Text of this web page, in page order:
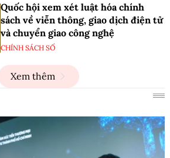
Quốc hội xem xét luật hóa chính
sách về viễn thông, giao dịch điện tử
và chuyển giao công nghệ
CHÍNH SÁCH SỐ
Xem thêm